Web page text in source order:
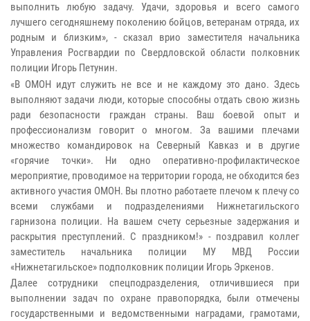
выполнить любую задачу. Удачи, здоровья и всего самого
лучшего сегодняшнему поколению бойцов, ветеранам отряда, их
родным и близким», - сказал врио заместителя начальника
Управления Росгвардии по Свердловской области полковник
полиции Игорь Петунин.
«В ОМОН идут служить не все и не каждому это дано. Здесь
выполняют задачи люди, которые способны отдать свою жизнь
ради безопасности граждан страны. Ваш боевой опыт и
профессионализм говорит о многом. За вашими плечами
множество командировок на Северный Кавказ и в другие
«горячие точки». Ни одно оперативно-профилактическое
мероприятие, проводимое на территории города, не обходится без
активного участия ОМОН. Вы плотно работаете плечом к плечу со
всеми службами и подразделениями Нижнетагильского
гарнизона полиции. На вашем счету серьезные задержания и
раскрытия преступлений. С праздником!» - поздравил коллег
заместитель начальника полиции МУ МВД России
«Нижнетагильское» подполковник полиции Игорь Эркенов.
Далее сотрудники спецподразделения, отличившиеся при
выполнении задач по охране правопорядка, были отмечены
государственными и ведомственными наградами, грамотами,